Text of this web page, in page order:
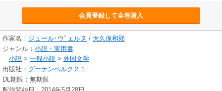
会員登録して全巻購入
作家名： ジュール･ウﾞェルヌ / 大久保和郎
ジャンル： 小説・実用書
小説 > 一般小説 > 外国文学
出版社： グーテンベルク２１
DL期限：無期限